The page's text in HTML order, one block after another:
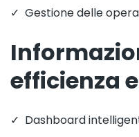
✓ Gestione delle
efficienza
✓ Dashboard